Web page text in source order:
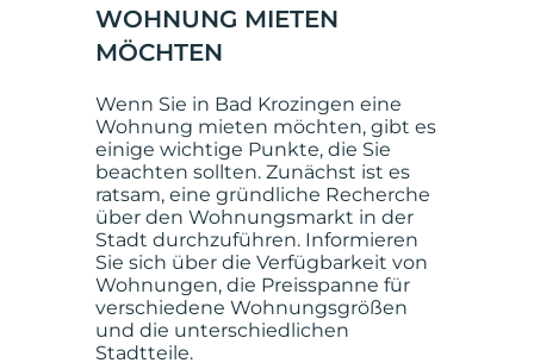
WOHNUNG MIETEN
MÖCHTEN
Wenn Sie in Bad Krozingen eine
Wohnung mieten möchten, gibt es
einige wichtige Punkte, die Sie
beachten sollten. Zunächst ist es
ratsam, eine gründliche Recherche
über den Wohnungsmarkt in der
Stadt durchzuführen. Informieren
Sie sich über die Verfügbarkeit von
Wohnungen, die Preisspanne für
verschiedene Wohnungsgrößen
und die unterschiedlichen
Stadtteile.